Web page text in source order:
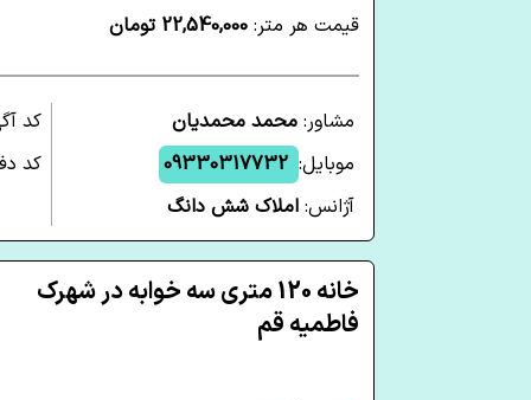
قیمت هر متر: 22,540,000 تومان
مشاور: محمد محمدیان
موبایل: 09330317732
آژانس: املاک شش دانگ
کد
کد
خانه 120 متری سه خوابه در شهرک
فاطمیه قم